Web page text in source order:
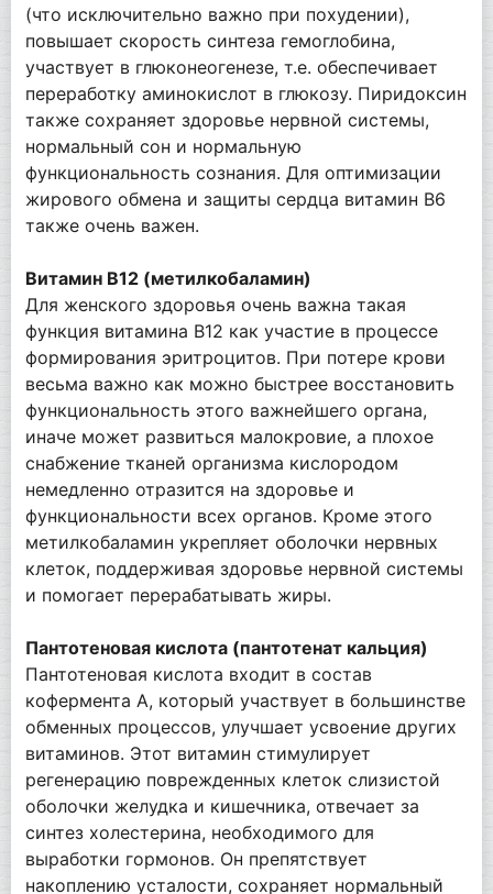
(что исключительно важно при похудении),
повышает скорость синтеза гемоглобина,
участвует в глюконеогенезе, т.е. обеспечивает
переработку аминокислот в глюкозу. Пиридоксин
также сохраняет здоровье нервной системы,
нормальный сон и нормальную
функциональность сознания. Для оптимизации
жирового обмена и защиты сердца витамин B6
также очень важен.
Витамин В12 (метилкобаламин)
Для женского здоровья очень важна такая
функция витамина B12 как участие в процессе
формирования эритроцитов. При потере крови
весьма важно как можно быстрее восстановить
функциональность этого важнейшего органа,
иначе может развиться малокровие, а плохое
снабжение тканей организма кислородом
немедленно отразится на здоровье и
функциональности всех органов. Кроме этого
метилкобаламин укрепляет оболочки нервных
клеток, поддерживая здоровье нервной системы
и помогает перерабатывать жиры.
Пантотеновая кислота (пантотенат кальция)
Пантотеновая кислота входит в состав
кофермента А, который участвует в большинстве
обменных процессов, улучшает усвоение других
витаминов. Этот витамин стимулирует
регенерацию поврежденных клеток слизистой
оболочки желудка и кишечника, отвечает за
синтез холестерина, необходимого для
выработки гормонов. Он препятствует
накоплению усталости, сохраняет нормальный